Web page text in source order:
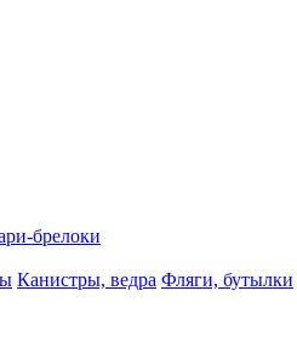
брелоки
Канистры, ведра Фляги, бутылки